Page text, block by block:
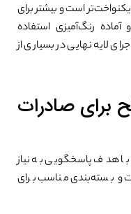
یکنواخت‌تر است و بیشتر برای
رنگ‌آمیزی استفاده
لایه نهایی در بسیاری از
برای صادرات
با هدف پاسخگویی به نیاز
و بسته‌بندی مناسب برای